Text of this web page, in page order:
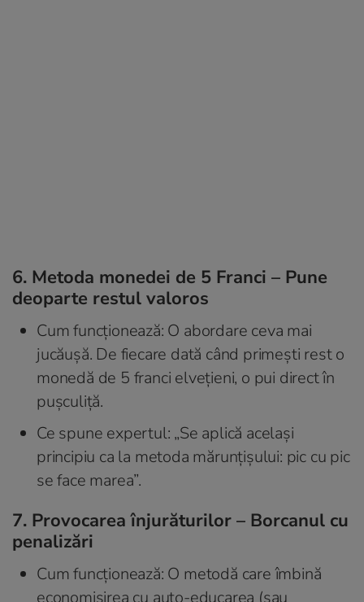
6. Metoda monedei de 5 Franci – Pune
deoparte restul valoros
Cum funcționează: O abordare ceva mai
jucăușă. De fiecare dată când primești rest o
monedă de 5 franci elvețieni, o pui direct în
pușculiță.
Ce spune expertul: „Se aplică același
principiu ca la metoda mărunțișului: pic cu pic
se face marea”.
7. Provocarea înjurăturilor – Borcanul cu
penalizări
Cum funcționează: O metodă care îmbină
economisirea cu auto-educarea (sau